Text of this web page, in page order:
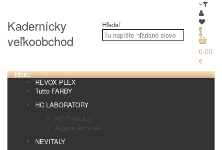
Kadernícky
veľkoobchod
Hľadať
0
0.00
€
Menu
REVOX PLEX
Tutto FARBY
HC LABORATORY
HC Produkty
Argane Achinae
NEVITALY